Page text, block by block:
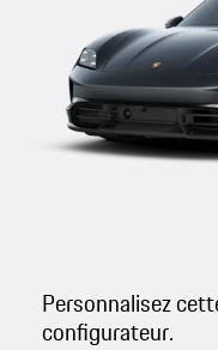
Personnalisez
configurateur.